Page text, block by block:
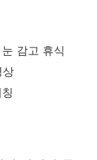
감고 휴식
상